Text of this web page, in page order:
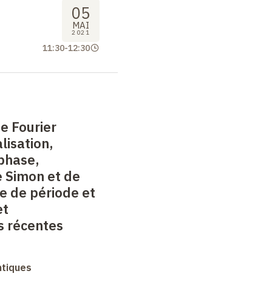
05
MAI
2021
11:30-12:30
Fourier
et de
de période et
récentes